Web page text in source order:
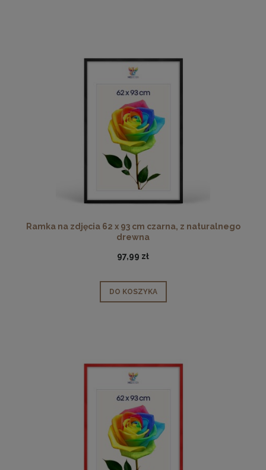
Ramka na zdjęcia 62 x 93 cm czarna, z naturalnego
drewna
97,99 zł
DO KOSZYKA